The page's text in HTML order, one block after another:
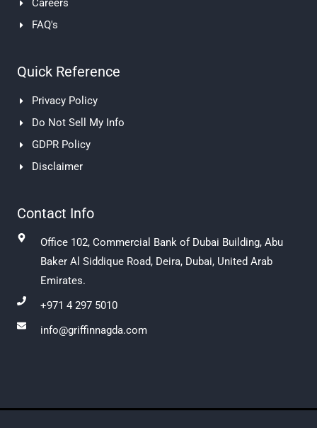
FAQ's
Quick Reference
Privacy Policy
Do Not Sell My Info
GDPR Policy
Disclaimer
Contact Info
Office 102, Commercial Bank of Dubai Building, Abu
Baker Al Siddique Road, Deira, Dubai, United Arab
Emirates.
+971 4 297 5010
info@griffinnagda.com